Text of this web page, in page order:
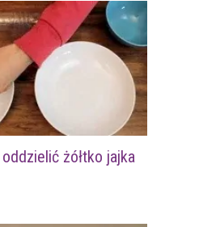
żółtko jajka